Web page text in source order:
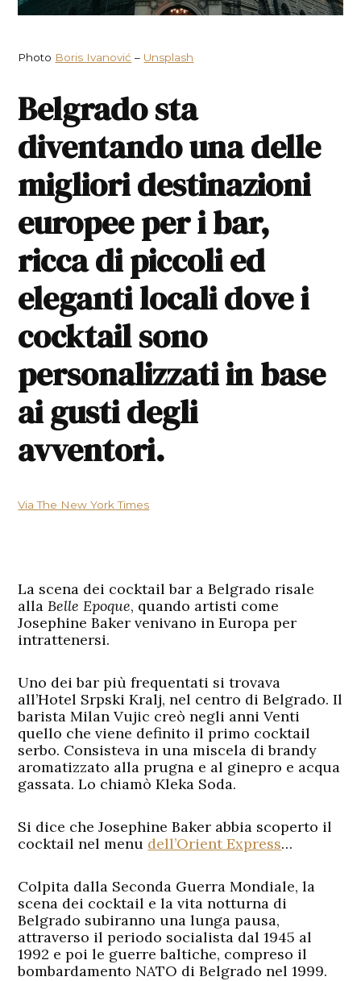
Photo Boris Ivanović – Unsplash
Belgrado sta
diventando una delle
migliori destinazioni
europee per i bar,
ricca di piccoli ed
eleganti locali dove i
cocktail sono
personalizzati in base
ai gusti degli
avventori.
Via The New York Times
La scena dei cocktail bar a Belgrado risale
allaBelle Epoque, quando artisti come
Josephine Baker venivano in Europa per
intrattenersi.
Uno dei bar più frequentati si trovava
all’Hotel Srpski Kralj, nel centro di Belgrado. Il
barista Milan Vujic creò negli anni Venti
quello che viene definito il primo cocktail
serbo. Consisteva in una miscela di brandy
aromatizzato alla prugna e al ginepro e acqua
gassata. Lo chiamò Kleka Soda.
Si dice che Josephine Baker abbia scoperto il
cocktail nel menu dell’Orient Express…
Colpita dalla Seconda Guerra Mondiale, la
scena dei cocktail e la vita notturna di
Belgrado subiranno una lunga pausa,
attraverso il periodo socialista dal 1945 al
1992 e poi le guerre baltiche, compreso il
bombardamento NATO di Belgrado nel 1999.